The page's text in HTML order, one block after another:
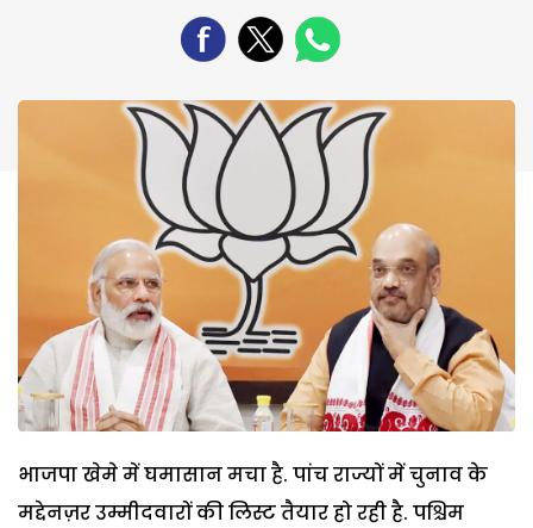
भाजपा खेमे में घमासान मचा है. पांच राज्यों में चुनाव के
मद्देनज़र उम्मीदवारों की लिस्ट तैयार हो रही है. पश्चिम